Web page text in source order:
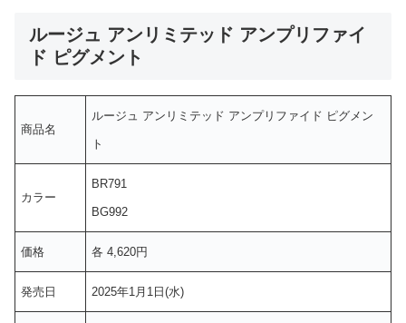
ルージュ アンリミテッド アンプリファイ
ド ピグメント
商品名
ルージュ アンリミテッド アンプリファイド ピグメン
ト
カラー
BR791
BG992
価格 各 4,620円
発売日 2025年1月1日(水)